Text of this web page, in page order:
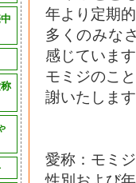
年より定期
多くのみな
感じていま
モミジのこ
謝いたしま
愛称：モミジ